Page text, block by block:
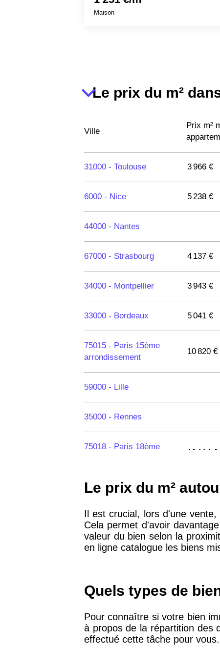
Maison
Le prix du m²
Ville
Prix m²
31000 - Toulouse 3 966 €
6000 - Nice 5 238 €
44000 - Nantes
67000 - Strasbourg 4 137 €
34000 - Montpellier 3 943 €
33000 - Bordeaux 5 041 €
75015 - Paris 15ème
arrondissement
10 820 €
59000 - Lille
35000 - Rennes
75018 - Paris 18ème
10 114 €
75020 - Paris 20ème
9 623 €
75019 -Paris 19ème
arrondissement
9 231 €
75013 -
Paris 13ème
arrondissement
76600 -Le Havre 2 455 €
Le prix du m²
Il est crucial, lors d'une
Cela permet d'avoir
valeur du bien selon la
en ligne catalogue les biens
Quels types de
Pour connaître si votre bien
à propos de la répartition des
effectué cette tâche pour vous.